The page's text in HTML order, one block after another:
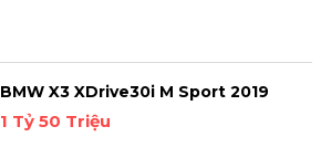
BMW X3 XDrive30i M Sport 2019
1 Tỷ 50 Triệu